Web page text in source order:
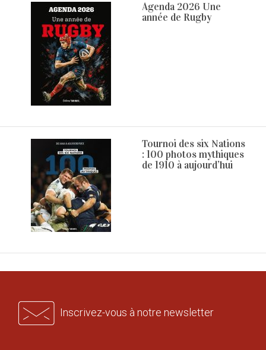
Agenda 2026 Une
année de Rugby
Tournoi des six Nations
: 100 photos mythiques
de 1910 à aujourd’hui
Inscrivez-vous à notre newsletter